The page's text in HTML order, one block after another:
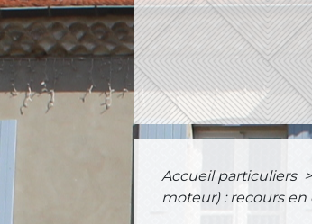
Accueil particuliers >
moteur) : recours en